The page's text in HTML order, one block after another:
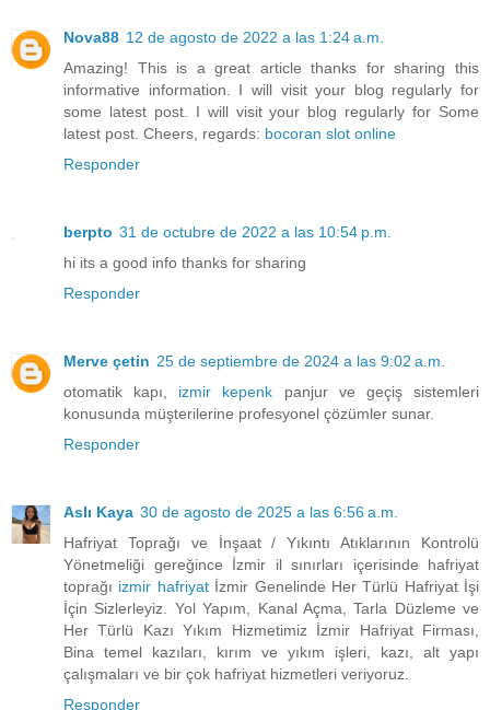
Nova88 12 de agosto de 2022 a las 1:24 a.m.
Amazing! This is a great article thanks for sharing this
informative information. I will visit your blog regularly for
some latest post. I will visit your blog regularly for Some
latest post. Cheers, regards: bocoran slot online
Responder
berpto 31 de octubre de 2022 a las 10:54 p.m.
hi its a good info thanks for sharing
Responder
Merve çetin 25 de septiembre de 2024 a las 9:02 a.m.
otomatik kapı, izmir kepenk panjur ve geçiş sistemleri
konusunda müşterilerine profesyonel çözümler sunar.
Responder
Aslı Kaya 30 de agosto de 2025 a las 6:56 a.m.
Hafriyat Toprağı ve İnşaat / Yıkıntı Atıklarının Kontrolü
Yönetmeliği gereğince İzmir il sınırları içerisinde hafriyat
toprağı izmir hafriyatİzmir Genelinde Her Türlü Hafriyat İşi
İçin Sizlerleyiz. Yol Yapım, Kanal Açma, Tarla Düzleme ve
Her Türlü Kazı Yıkım Hizmetimiz İzmir Hafriyat Firması,
Bina temel kazıları, kırım ve yıkım işleri, kazı, alt yapı
çalışmaları ve bir çok hafriyat hizmetleri veriyoruz.
Responder